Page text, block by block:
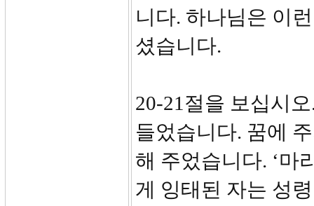
니다. 하나님은 이
셨습니다.
20-21절을 보십시
들었습니다. 꿈에
해 주었습니다. ‘마
게 잉태된 자는 성